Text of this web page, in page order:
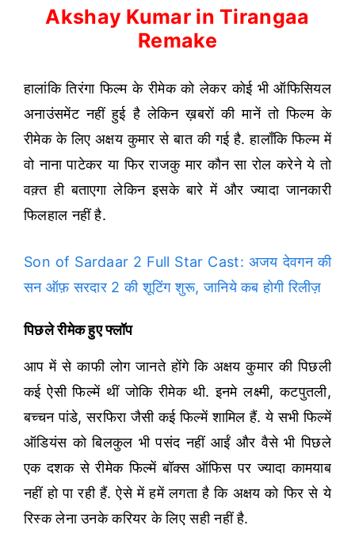
Akshay Kumar in Tirangaa
Remake
हालांकि तिरंगा फिल्म के रीमेक को लेकर कोई भी ऑफिसियल
अनाउंसमेंट नहीं हुई है लेकिन ख़बरों की मानें तो फिल्म के
रीमेक के लिए अक्षय कुमार से बात की गई है. हालाँकि फिल्म में
वो नाना पाटेकर या फिर राजकु मार कौन सा रोल करेने ये तो
वक़्त ही बताएगा लेकिन इसके बारे में और ज्यादा जानकारी
फिलहाल नहीं है.
Son of Sardaar 2 Full Star Cast: अजय देवगन की
सन ऑफ़ सरदार 2 की शूटिंग शुरू, जानिये कब होगी रिलीज़
पिछले रीमेक हुए फ्लॉप
आप में से काफी लोग जानते होंगे कि अक्षय कुमार की पिछली
कई ऐसी फिल्में थीं जोकि रीमेक थी. इनमे लक्ष्मी, कटपुतली,
बच्चन पांडे, सरफिरा जैसी कई फिल्में शामिल हैं. ये सभी फिल्में
ऑडियंस को बिलकुल भी पसंद नहीं आईं और वैसे भी पिछले
एक दशक से रीमेक फिल्में बॉक्स ऑफिस पर ज्यादा कामयाब
नहीं हो पा रही हैं. ऐसे में हमें लगता है कि अक्षय को फिर से ये
रिस्क लेना उनके करियर के लिए सही नहीं है.